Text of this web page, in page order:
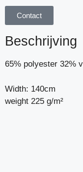
Contact
Beschrijving
65% polyester 32%
Width: 140cm
weight 225 g/m²